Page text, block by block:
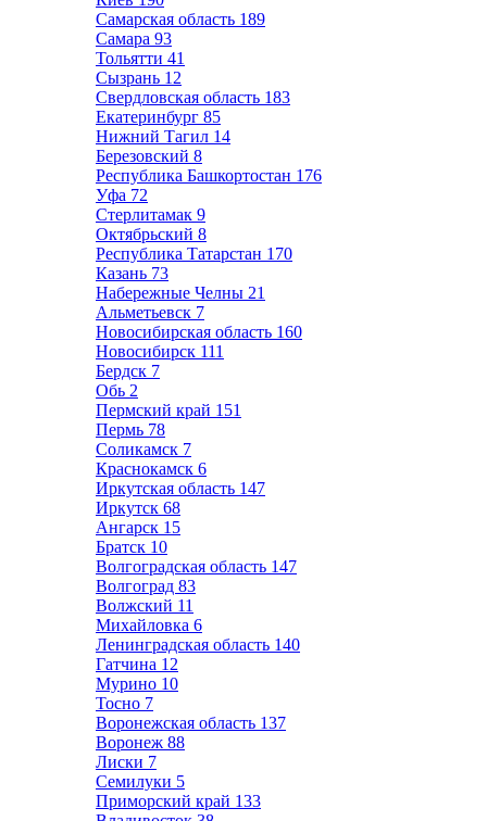
Самарская область 189
Самара 93
Тольятти 41
Сызрань 12
Свердловская область 183
Екатеринбург 85
Нижний Тагил 14
Березовский 8
Республика Башкортостан 176
Уфа 72
Стерлитамак 9
Октябрьский 8
Республика Татарстан 170
Казань 73
Набережные Челны 21
Альметьевск 7
Новосибирская область 160
Новосибирск 111
Бердск 7
Обь 2
Пермский край 151
Пермь 78
Соликамск 7
Краснокамск 6
Иркутская область 147
Иркутск 68
Ангарск 15
Братск 10
Волгоградская область 147
Волгоград 83
Волжский 11
Михайловка 6
Ленинградская область 140
Гатчина 12
Мурино 10
Тосно 7
Воронежская область 137
Воронеж 88
Лиски 7
Семилуки 5
Приморский край 133